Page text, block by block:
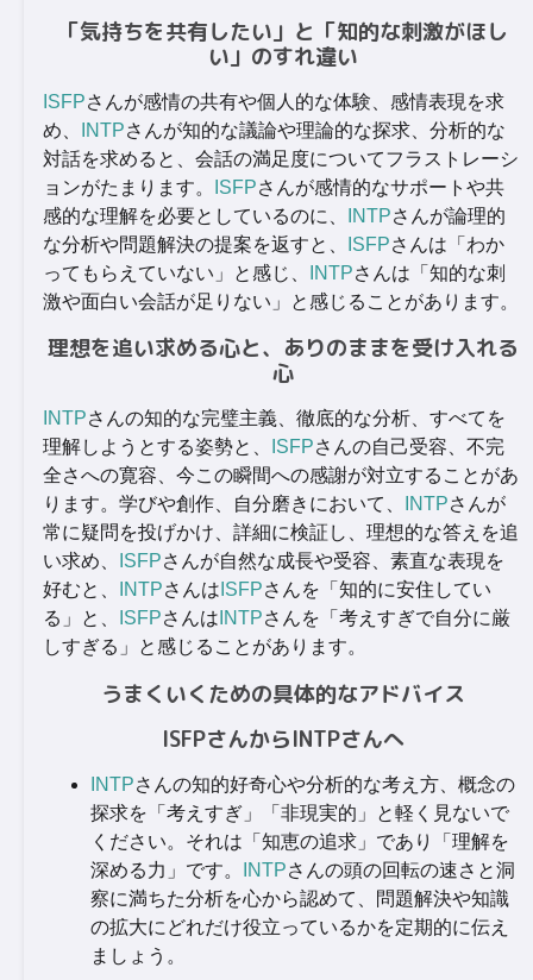
「気持ちを共有したい」と「知的な刺激がほし
い」のすれ違い
ISFPさんが感情の共有や個人的な体験、感情表現を求
め、
INTPさんが知的な議論や理論的な探求、分析的な
対話を求めると、会話の満足度についてフラストレーシ
ョンがたまります。
ISFPさんが感情的なサポートや共
感的な理解を必要としているのに、
INTPさんが論理的
な分析や問題解決の提案を返すと、
ISFPさんは「わか
ってもらえていない」と感じ、
INTPさんは「知的な刺
激や面白い会話が足りない」と感じることがあります。
理想を追い求める心と、ありのままを受け入れる
心
INTPさんの知的な完璧主義、徹底的な分析、すべてを
理解しようとする姿勢と、
ISFPさんの自己受容、不完
全さへの寛容、今この瞬間への感謝が対立することがあ
ります。学びや創作、自分磨きにおいて、
INTPさんが
常に疑問を投げかけ、詳細に検証し、理想的な答えを追
い求め、
ISFPさんが自然な成長や受容、素直な表現を
好むと、
INTPさんは ISFPさんを「知的に安住してい
る」と、
ISFPさんは INTPさんを「考えすぎで自分に厳
しすぎる」と感じることがあります。
うまくいくための具体的なアドバイス
ISFPさんからINTPさんへ
INTPさんの知的好奇心や分析的な考え方、概念の
探求を「考えすぎ」「非現実的」と軽く見ないで
ください。それは「知恵の追求」であり「理解を
深める力」です。
INTPさんの頭の回転の速さと洞
察に満ちた分析を心から認めて、問題解決や知識
の拡大にどれだけ役立っているかを定期的に伝え
ましょう。